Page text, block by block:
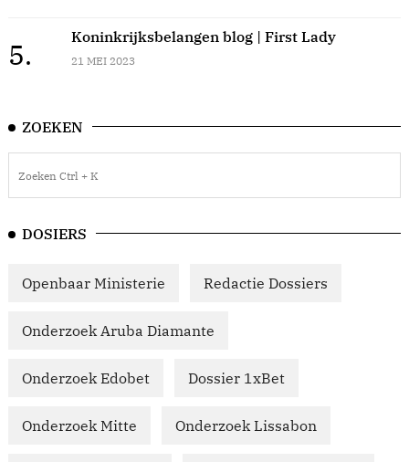
5.
Koninkrijksbelangen blog | First Lady
21 MEI 2023
ZOEKEN
DOSIERS
Openbaar Ministerie Redactie Dossiers
Onderzoek Aruba Diamante
Onderzoek Edobet Dossier 1xBet
Onderzoek Mitte Onderzoek Lissabon